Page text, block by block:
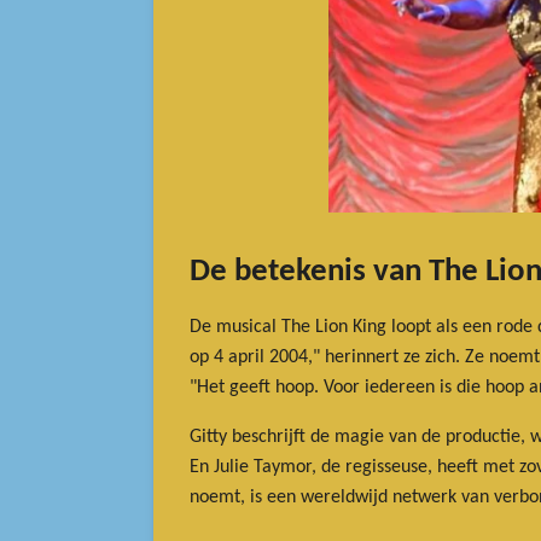
De betekenis van The
De musical The Lion King loopt als een
op 4 april 2004," herinnert ze zich. Ze
"Het geeft hoop. Voor iedereen is die hoop
Gitty beschrijft de magie van de productie,
En Julie Taymor, de regisseuse, heeft met
noemt, is een wereldwijd netwerk van